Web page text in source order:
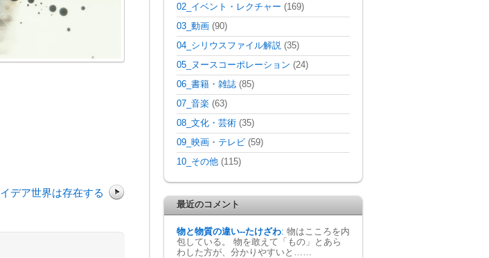
イデア世界は存在する
02_イベント・レクチャー (169)
03_動画 (90)
04_シリウスファイル解説 (35)
05_ヌースコーポレーション (24)
06_書籍・雑誌 (85)
07_音楽 (63)
08_文化・芸術 (35)
09_映画・テレビ (59)
10_その他 (115)
最近のコメント
物と物質の違い--たけざわ: 物はこころを内
包している。 物を敢えて「もの」とあら
わした方が、分かりやすいと……